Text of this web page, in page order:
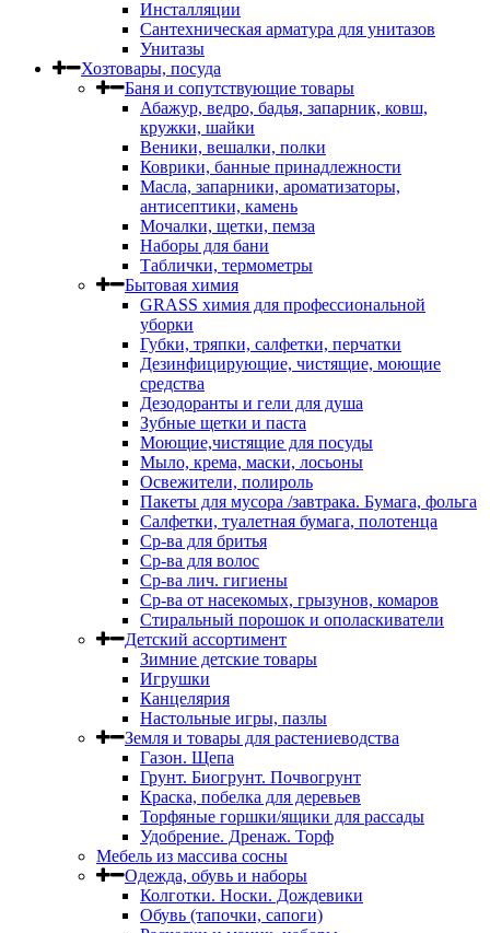
Инсталляции
Сантехническая арматура для унитазов
Унитазы
Хозтовары, посуда
Баня и сопутствующие товары
Абажур, ведро, бадья, запарник, ковш,
кружки, шайки
Веники, вешалки, полки
Коврики, банные принадлежности
Масла, запарники, ароматизаторы,
антисептики, камень
Мочалки, щетки, пемза
Наборы для бани
Таблички, термометры
Бытовая химия
GRASS химия для профессиональной
уборки
Губки, тряпки, салфетки, перчатки
Дезинфицирующие, чистящие, моющие
средства
Дезодоранты и гели для душа
Зубные щетки и паста
Моющие,чистящие для посуды
Мыло, крема, маски, лосьоны
Освежители, полироль
Пакеты для мусора /завтрака. Бумага, фольга
Салфетки, туалетная бумага, полотенца
Ср-ва для бритья
Ср-ва для волос
Ср-ва лич. гигиены
Ср-ва от насекомых, грызунов, комаров
Стиральный порошок и ополаскиватели
Детский ассортимент
Зимние детские товары
Игрушки
Канцелярия
Настольные игры, пазлы
Земля и товары для растениеводства
Газон. Щепа
Грунт. Биогрунт. Почвогрунт
Краска, побелка для деревьев
Торфяные горшки/ящики для рассады
Удобрение. Дренаж. Торф
Мебель из массива сосны
Одежда, обувь и наборы
Колготки. Носки. Дождевики
Обувь (тапочки, сапоги)